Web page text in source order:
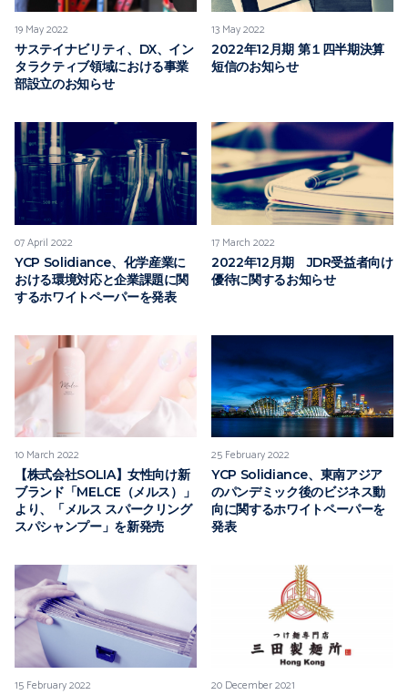
19 May 2022
サステイナビリティ、DX、イン
タラクティブ領域における事業
部設立のお知らせ
13 May 2022
2022年12月期 第１四半期決算
短信のお知らせ
07 April 2022
YCP Solidiance、化学産業に
おける環境対応と企業課題に関
するホワイトペーパーを発表
17 March 2022
2022年12月期 JDR受益者向け
優待に関するお知らせ
10 March 2022
【株式会社SOLIA】女性向け新
ブランド「MELCE（メルス）」
より、「メルス スパークリング
スパシャンプー」を新発売
25 February 2022
YCP Solidiance、東南アジア
のパンデミック後のビジネス動
向に関するホワイトペーパーを
発表
15 February 2022 20 December 2021